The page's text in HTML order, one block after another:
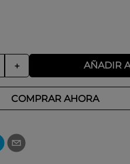
＋ AÑADIR
COMPRAR AHORA